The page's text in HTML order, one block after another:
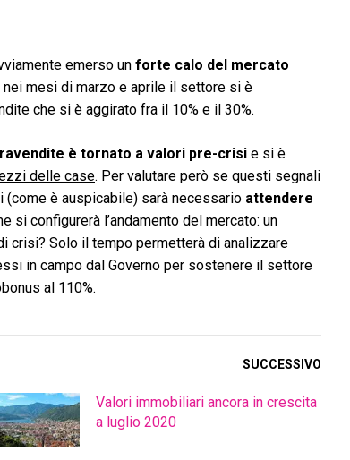
emerso un forte calo del mercato
mesi di marzo e aprile il settore si è
che si è aggirato fra il 10% e il 30%.
è tornato a valori pre-crisi e si è
delle case. Per valutare però se questi segnali
è auspicabile) sarà necessario attendere
si configurerà l’andamento del mercato: un
crisi? Solo il tempo permetterà di analizzare
in campo dal Governo per sostenere il settore
al 110%.
SUCCESSIVO
Valori immobiliari ancora in crescita
a luglio 2020